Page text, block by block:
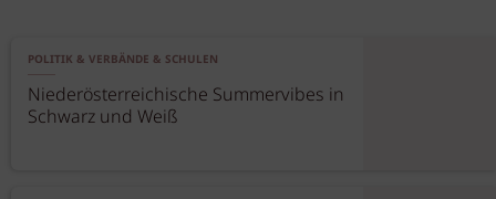
POLITIK & VERBÄNDE & SCHULEN
Niederösterreichische Summervibes in
Schwarz und Weiß